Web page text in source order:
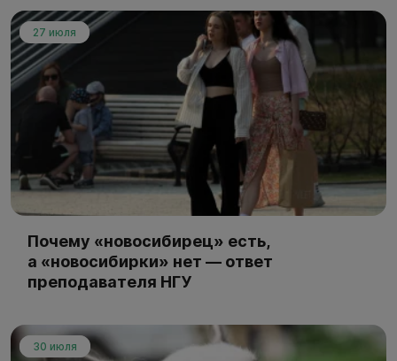
27 июля
Почему «новосибирец» есть,
а «новосибирки» нет — ответ
преподавателя НГУ
30 июля